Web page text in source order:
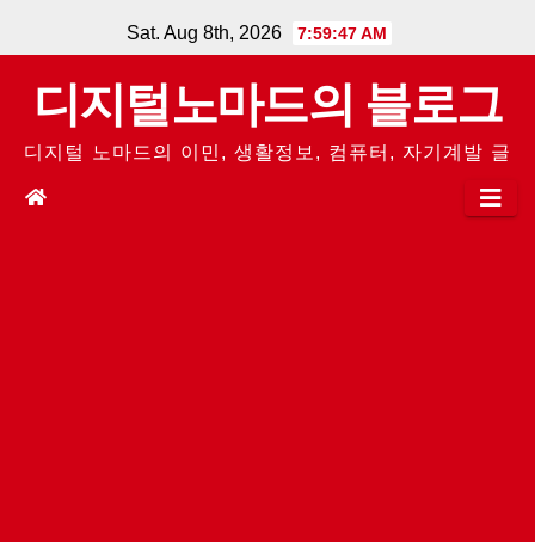
to
content
Sat. Aug 8th, 2026 7:59:47 AM
디지털노마드의 블로그
디지털 노마드의 이민, 생활정보, 컴퓨터, 자기계발 글